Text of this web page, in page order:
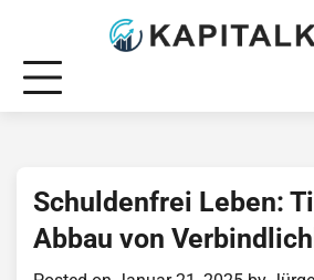
content
Schuldenfrei Leben:
Abbau von